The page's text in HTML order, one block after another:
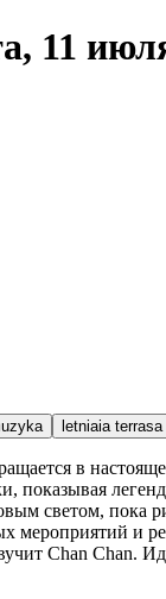
11
letniaia terrasa
в
светом, пока
мероприятий и
Chan Chan.